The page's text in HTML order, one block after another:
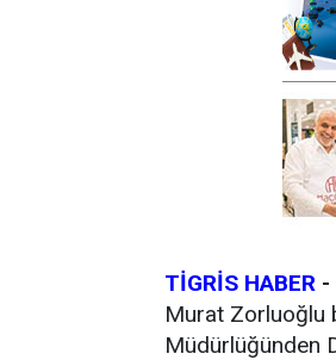
TİGRİS HABER -
Murat Zorluoğlu
Müdürlüğünden